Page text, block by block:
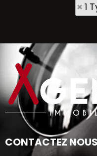
1
CONTACTEZ